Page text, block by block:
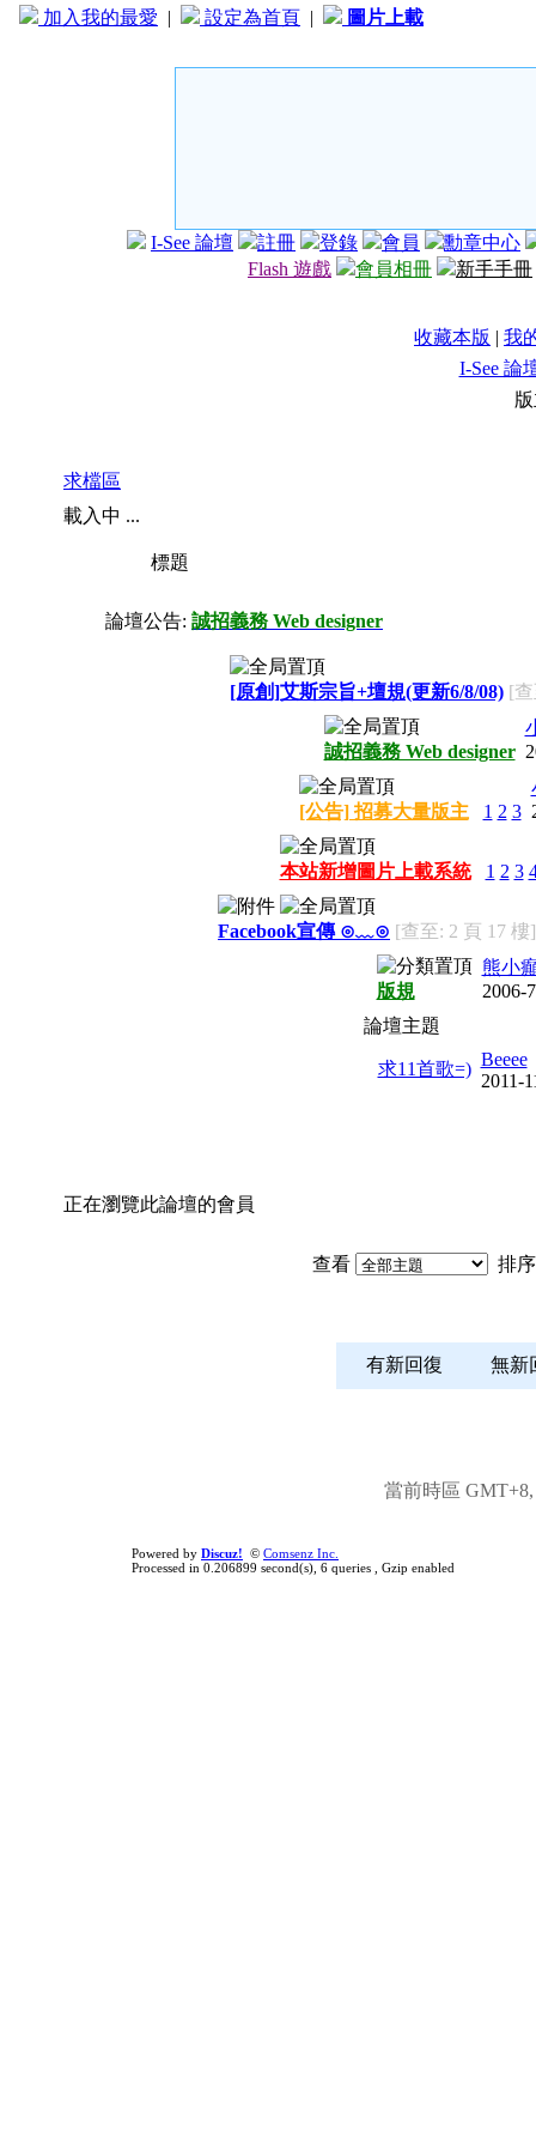
加入我的最愛 | 設定為首頁 | 圖片上載
I-See 論壇 註冊 登錄 會員
勳章中心
Flash 遊戲
會員相冊 新手手冊
收藏本版 | 我
I-See 論
求檔區
載入中 ...
標題
論壇公告: 誠招義務 Web designer
[原創]艾斯宗旨+壇規(更新6/8/08) [
誠招義務 Web designer
[公告] 招募大量版主 1 2 3
本站新增圖片上載系統 1 2 3
Facebook宣傳 ⊙﹏⊙ [查至: 2 頁 17 樓]
版規
熊小
2006-
論壇主題
求11首歌=) Beeee
2011-
正在瀏覽此論壇的會員
查看 排
有新回復 無
當前時區 GMT+8,
Powered by Discuz! © Comsenz Inc.
Processed in 0.206899 second(s), 6 queries , Gzip enabled